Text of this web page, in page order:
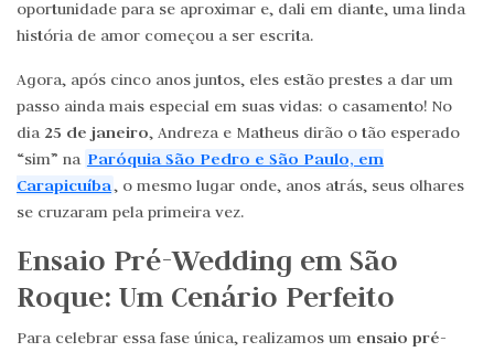
oportunidade para se aproximar e, dali em diante, uma linda
história de amor começou a ser escrita.
Agora, após cinco anos juntos, eles estão prestes a dar um
passo ainda mais especial em suas vidas: o casamento! No
dia 25 de janeiro, Andreza e Matheus dirão o tão esperado
“sim” na Paróquia São Pedro e São Paulo, em
Carapicuíba, o mesmo lugar onde, anos atrás, seus olhares
se cruzaram pela primeira vez.
Ensaio Pré-Wedding em São
Roque: Um Cenário Perfeito
Para celebrar essa fase única, realizamos um ensaio pré-